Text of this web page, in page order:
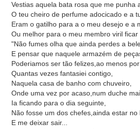
Vestias aquela bata rosa que me punha
O teu cheiro de perfume adocicado e a
Eram o gatilho para a o meu desejo e a
Ou melhor para o meu membro viril ficar
"Não fumes olha que ainda perdes a
E pensar que naquele armazém de
Poderiamos ser tão felizes,ao menos
Quantas vezes fantasiei contigo,
Naquela casa de banho com chuveiro,
Onde uma vez por acaso,num duche
Ia ficando para o dia seguinte,
Não fosse um dos chefes,ainda estar no
E me deixar sair...